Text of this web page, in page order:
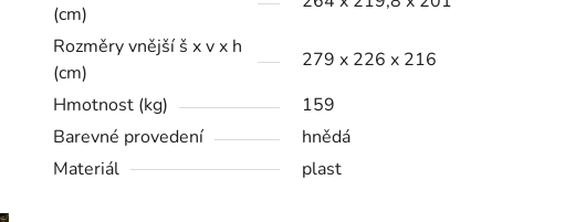
(cm)
Rozměry vnější š x v x h
(cm)
279 x 226 x 216
Hmotnost (kg)
159
Barevné provedení
hnědá
Materiál
plast